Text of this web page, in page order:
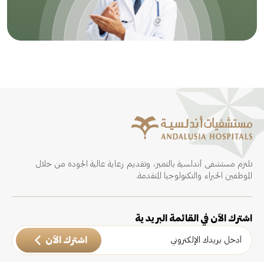
تلتزم مستشفى أندلسية بالتميز، وتقديم رعاية عالية الجودة من خلال
الموظفين الخبراء والتكنولوجيا المتقدمة.
اشترك الآن في القائمة البريدية
اشترك الآن